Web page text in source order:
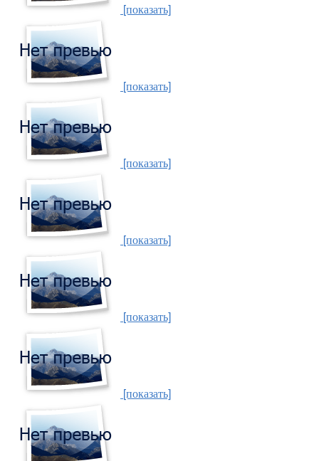
[показать]
[показать]
[показать]
[показать]
[показать]
[показать]